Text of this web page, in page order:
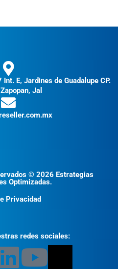
E, Jardines de Guadalupe CP.
Jal
© 2026 Estrategias
Optimizadas.
Privacidad
redes sociales: